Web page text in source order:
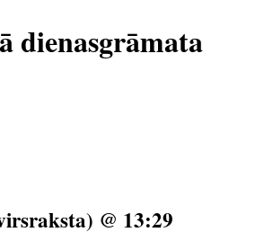
dienasgrāmata
@ 13:29